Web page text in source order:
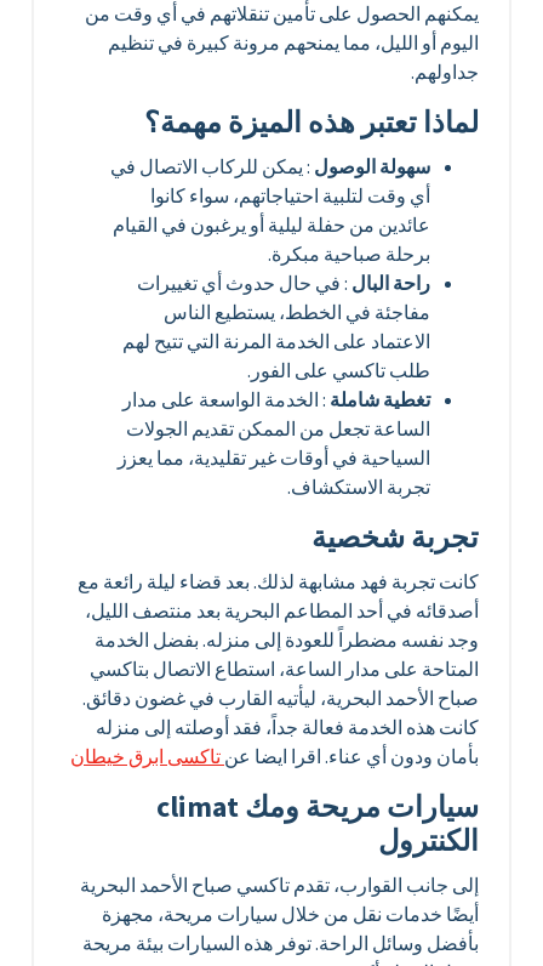
يمكنهم الحصول على تأمين تنقلاتهم في أي وقت من
اليوم أو الليل، مما يمنحهم مرونة كبيرة في تنظيم
جداولهم.
لماذا تعتبر هذه الميزة مهمة؟
سهولة الوصول: يمكن للركاب الاتصال في
أي وقت لتلبية احتياجاتهم، سواء كانوا
عائدين من حفلة ليلية أو يرغبون في القيام
برحلة صباحية مبكرة.
راحة البال: في حال حدوث أي تغييرات
مفاجئة في الخطط، يستطيع الناس
الاعتماد على الخدمة المرنة التي تتيح لهم
طلب تاكسي على الفور.
تغطية شاملة: الخدمة الواسعة على مدار
الساعة تجعل من الممكن تقديم الجولات
السياحية في أوقات غير تقليدية، مما يعزز
تجربة الاستكشاف.
تجربة شخصية
كانت تجربة فهد مشابهة لذلك. بعد قضاء ليلة رائعة مع
أصدقائه في أحد المطاعم البحرية بعد منتصف الليل،
وجد نفسه مضطراً للعودة إلى منزله. بفضل الخدمة
المتاحة على مدار الساعة، استطاع الاتصال بتاكسي
صباح الأحمد البحرية، ليأتيه القارب في غضون دقائق.
كانت هذه الخدمة فعالة جداً، فقد أوصلته إلى منزله
بأمان ودون أي عناء. اقرا ايضا عنتاكسى ابرق خيطان
سيارات مريحة ومك climat
الكنترول
إلى جانب القوارب، تقدم تاكسي صباح الأحمد البحرية
أيضًا خدمات نقل من خلال سيارات مريحة، مجهزة
بأفضل وسائل الراحة. توفر هذه السيارات بيئة مريحة